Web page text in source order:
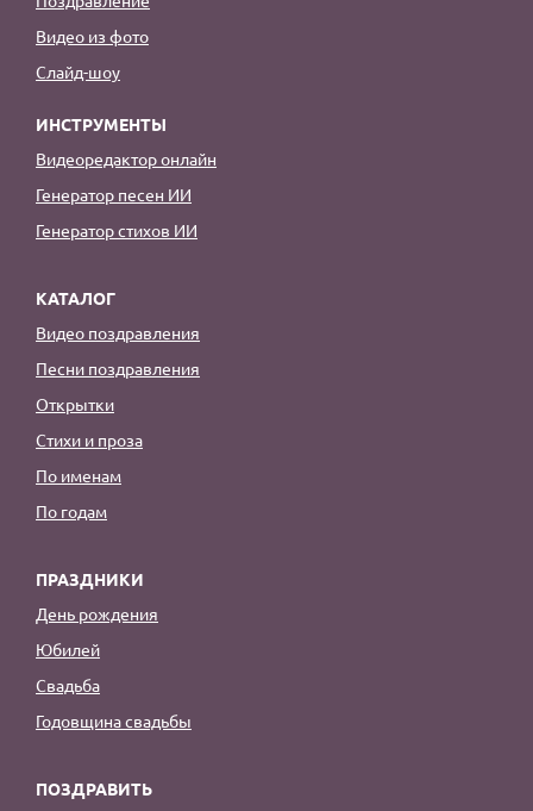
Видео из фото
Слайд-шоу
ИНСТРУМЕНТЫ
Видеоредактор онлайн
Генератор песен ИИ
Генератор стихов ИИ
КАТАЛОГ
Видео поздравления
Песни поздравления
Открытки
Стихи и проза
По именам
По годам
ПРАЗДНИКИ
День рождения
Юбилей
Свадьба
Годовщина свадьбы
ПОЗДРАВИТЬ